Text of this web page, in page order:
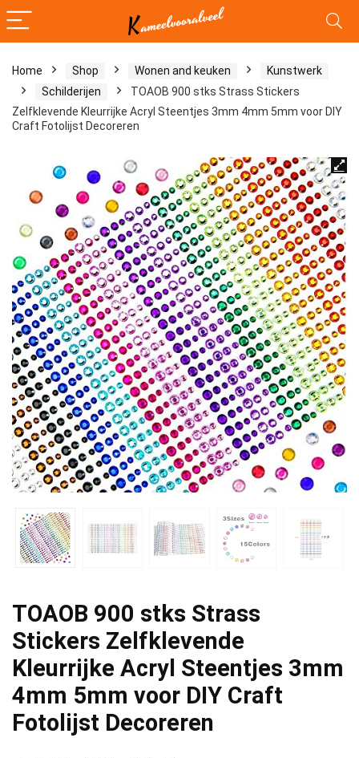
Home Shop Wonen and keuken
Kunstwerk
Schilderijen
TOAOB 900 stks Strass Stickers
Zelfklevende Kleurrijke Acryl Steentjes 3mm 4mm 5mm voor DIY
Craft Fotolijst Decoreren
TOAOB 900 stks Strass
Stickers Zelfklevende
Kleurrijke Acryl Steentjes 3mm
4mm 5mm voor DIY Craft
Fotolijst Decoreren